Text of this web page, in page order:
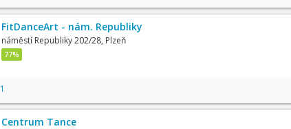
FitDanceArt - nám. Republiky
náměstí Republiky 202/28, Plzeň
77%
1
Centrum Tance